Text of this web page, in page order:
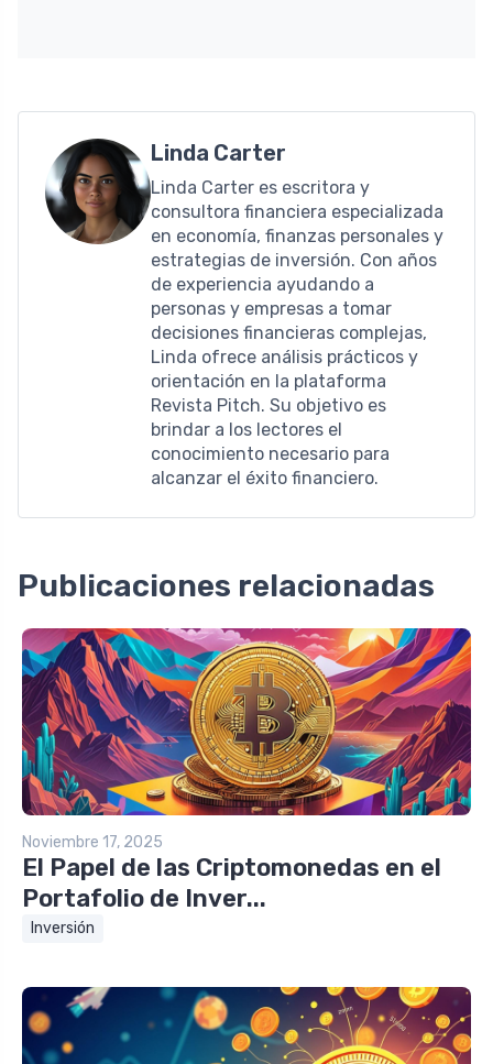
Linda Carter
Linda Carter es escritora y
consultora financiera especializada
en economía, finanzas personales y
estrategias de inversión. Con años
de experiencia ayudando a
personas y empresas a tomar
decisiones financieras complejas,
Linda ofrece análisis prácticos y
orientación en la plataforma
Revista Pitch. Su objetivo es
brindar a los lectores el
conocimiento necesario para
alcanzar el éxito financiero.
Publicaciones relacionadas
Noviembre 17, 2025
El Papel de las Criptomonedas en el
Portafolio de Inver...
Inversión